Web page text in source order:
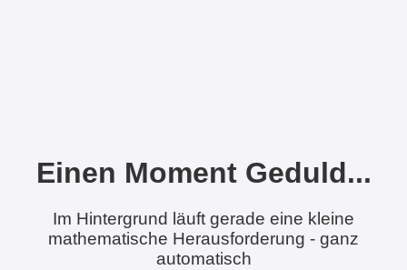
Einen Moment Geduld...
Im Hintergrund läuft gerade eine kleine
mathematische Herausforderung - ganz
automatisch